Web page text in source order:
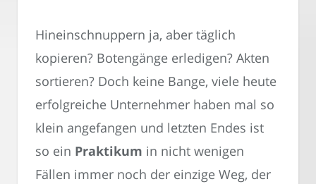
Hineinschnuppern ja, aber täglich
kopieren? Botengänge erledigen? Akten
sortieren? Doch keine Bange, viele heute
erfolgreiche Unternehmer haben mal so
klein angefangen und letzten Endes ist
so ein Praktikum in nicht wenigen
Fällen immer noch der einzige Weg, der